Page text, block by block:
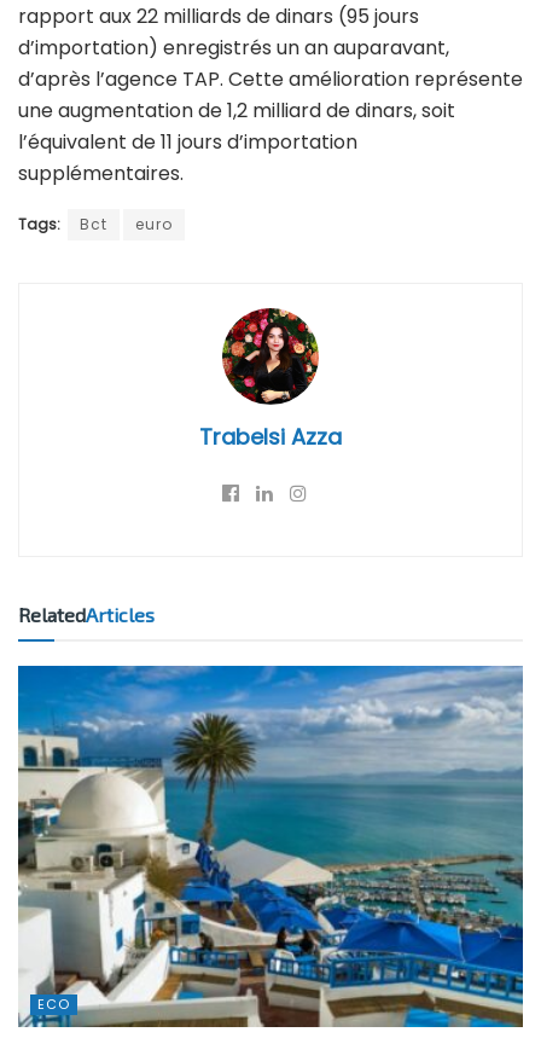
rapport aux 22 milliards de dinars (95 jours
d’importation) enregistrés un an auparavant,
d’après l’agence TAP. Cette amélioration représente
une augmentation de 1,2 milliard de dinars, soit
l’équivalent de 11 jours d’importation
supplémentaires.
Tags: Bct euro
Trabelsi Azza
RelatedArticles
ECO